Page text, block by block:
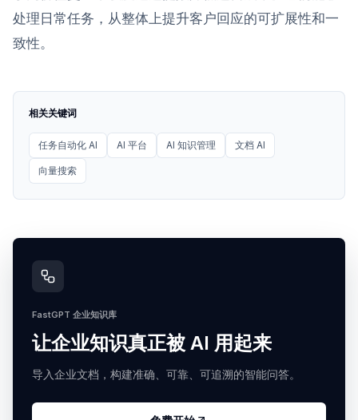
处理日常任务，从整体上提升客户回应的可扩展性和一
致性。
相关关键词
任务自动化 AI AI 平台 AI 知识管理 文档 AI
向量搜索
FastGPT 企业知识库
让企业知识真正被 AI 用起来
导入企业文档，构建准确、可靠、可追溯的智能问答。